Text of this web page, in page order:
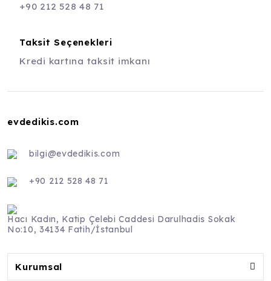
+90 212 528 48 71
Taksit Seçenekleri
Kredi kartına taksit imkanı
evdedikis.com
bilgi@evdedikis.com
+90 212 528 48 71
Hacı Kadın, Katip Çelebi Caddesi Darulhadis Sokak
No:10, 34134 Fatih/İstanbul
Kurumsal